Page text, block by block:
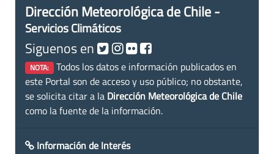
Dirección Meteorológica de Chile -
Servicios Climáticos
Siguenos en
NOTA: Todos los datos e información publicados en
este Portal son de acceso y uso público; no obstante,
se solicita citar a la Dirección Meteorológica de Chile
como la fuente de la información.
Información de Interés